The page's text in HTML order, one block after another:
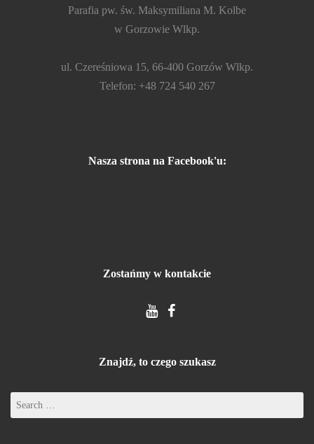
Parafia pw. św. Maksymiliana M. Kolbe
w Gorzowie Wlkp.
ul. Czereśniowa 15, 66-400 Gorzów Wlkp.
Telefon: +48 724 540 267
Nasza strona na Facebook'u:
Zostańmy w kontakcie
Znajdź, to czego szukasz